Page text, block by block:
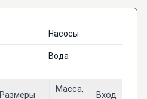
Насосы
Вода
Размеры
Масса,
Вход